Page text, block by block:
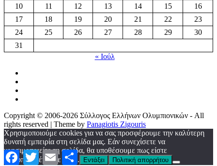
10
11 12 13 14 15
16
17
18 19 20 21 22
23
24
25 26 27 28 29
30
31
« Ιούλ
Copyright © 2006-2026 Σύλλογος Ελλήνων Ολυμπιονικών - All
rights reserved | Theme by Panagiotis Zigouris
FacebookTwitterEmail Μοιραστείτε
Χρησιμοποιούμε cookies για να σας προσφέρουμε την καλύτερη
δυνατή εμπειρία στη σελίδα μας. Εάν συνεχίσετε να
χρησιμοποιείτε τη σελίδα, θα υποθέσουμε πως είστε
ικανοποιημένοι με αυτό.
Εντάξει Πολιτική απορρήτου